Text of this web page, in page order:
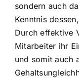
sondern auch
Kenntnis
Durch effektive
Mitarbeiter ihr
und somit auch